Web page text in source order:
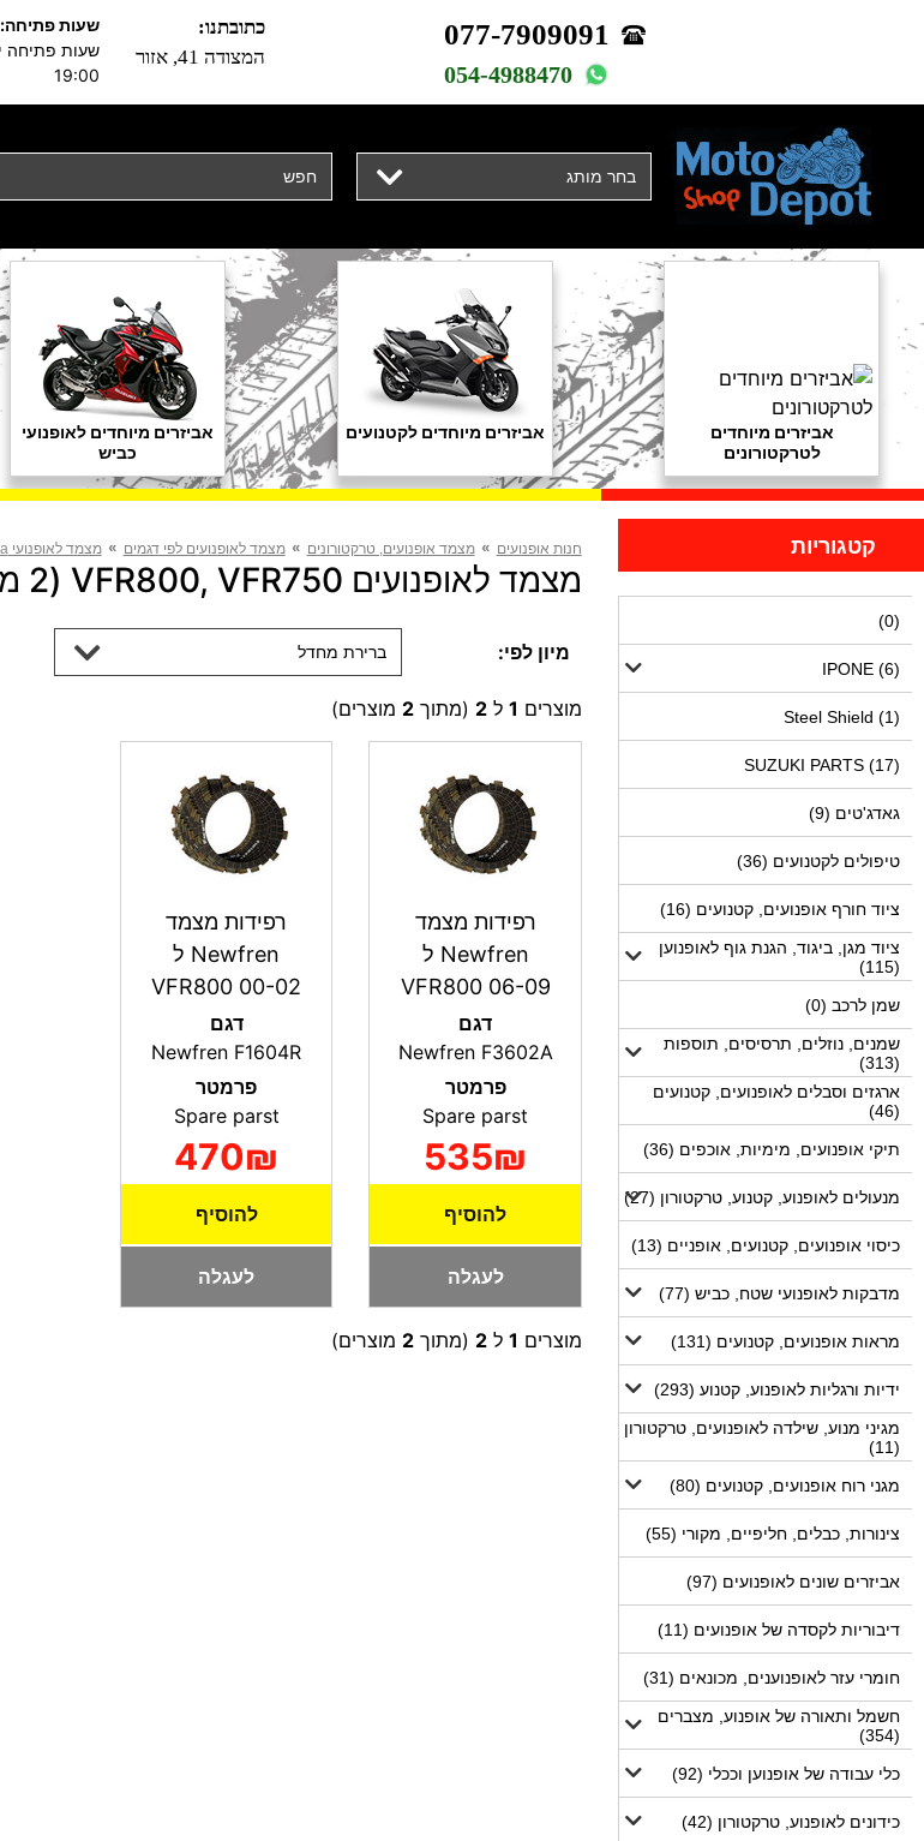
077-7909091
054-4988470
כתובתנו:
המצודה 41, אזור
שעות פתיחה:
19:00
בחר מותג
אביזרים מיוחדים
לטרקטורונים
אביזרים מיוחדים לקטנועים
אביזרים מיוחדים לאופנועי
כביש
קטגוריות
(0)
IPONE (6)
Steel Shield (1)
SUZUKI PARTS (17)
גאדג'טים (9)
טיפולים לקטנועים (36)
ציוד חורף אופנועים, קטנועים (16)
ציוד מגן, ביגוד, הגנת גוף לאופנוען
(115)
שמן לרכב (0)
שמנים, נוזלים, תרסיסים, תוספות
(313)
ארגזים וסבלים לאופנועים, קטנועים
(46)
תיקי אופנועים, מימיות, אוכפים (36)
מנעולים לאופנוע, קטנוע, טרקטורון (27)
כיסוי אופנועים, קטנועים, אופניים (13)
מדבקות לאופנועי שטח, כביש (77)
מראות אופנועים, קטנועים (131)
ידיות ורגליות לאופנוע, קטנוע (293)
מגיני מנוע, שילדה לאופנועים, טרקטורון
(11)
מגני רוח אופנועים, קטנועים (80)
צינורות, כבלים, חליפיים, מקורי (55)
אביזרים שונים לאופנועים (97)
דיבוריות לקסדה של אופנועים (11)
חומרי עזר לאופנוענים, מכונאים (31)
חשמל ותאורה של אופנוע, מצברים
(354)
כלי עבודה של אופנוען וככלי (92)
כידונים לאופנוע, טרקטורון (42)
חנות אופנועים » מצמד אופנועים, טרקטורונים » מצמד לאופנועים לפי דגמים » מצמד לאופנועי Honda
מצמד לאופנועים VFR800, VFR750 (2 מוצרים)
מיון לפי: ברירת מחדל
מוצרים 1 ל2 (מתוך2 מוצרים)
רפידות מצמד
Newfren ל
VFR800 06-09
דגם
Newfren F3602A
פרמטר
535₪
להוסיף
לעגלה
רפידות מצמד
Newfren ל
VFR800 00-02
דגם
Newfren F1604R
פרמטר
470₪
להוסיף
לעגלה
מוצרים 1 ל2 (מתוך2 מוצרים)